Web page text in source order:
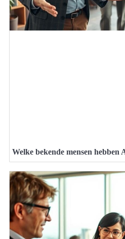
Welke bekende mensen hebben